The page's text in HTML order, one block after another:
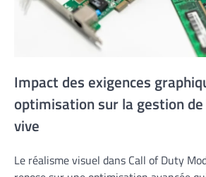
Impact des exigences
optimisation sur la gestion
vive
Le réalisme visuel dans Call of Duty